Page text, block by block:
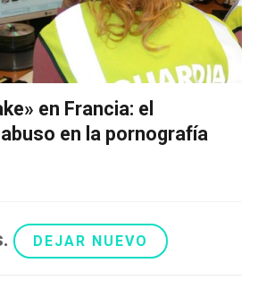
en Francia: el
en la pornografía
. DEJAR NUEVO